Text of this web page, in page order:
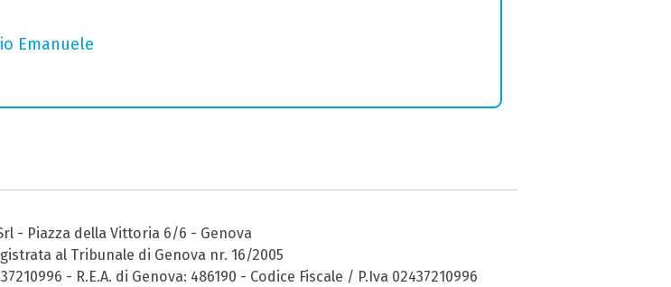
Emanuele
- Piazza della Vittoria 6/6 - Genova
al Tribunale di Genova nr. 16/2005
- R.E.A. di Genova: 486190 - Codice Fiscale / P.Iva 02437210996